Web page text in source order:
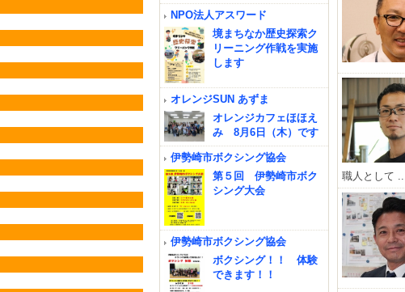
職人として ...
NPO法人アスワード
境まちなか歴史探索ク
リーニング作戦を実施
します
オレンジSUN あずま
オレンジカフェほほえ
み 8月6日（木）です
伊勢崎市ボクシング協会
第５回 伊勢崎市ボク
シング大会
伊勢崎市ボクシング協会
ボクシング！！ 体験
できます！！